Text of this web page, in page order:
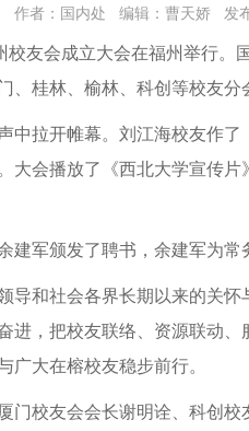
作者：国内处 编辑：曹天娇
友会成立大会在福州举行
、桂林、榆林、科创等校友
中拉开帷幕。刘江海校友作
大会播放了《西北大学宣传
建军颁发了聘书，余建军为
导和社会各界长期以来的关
进，把校友联络、资源联动
大在榕校友稳步前行。
门校友会会长谢明诠、科创